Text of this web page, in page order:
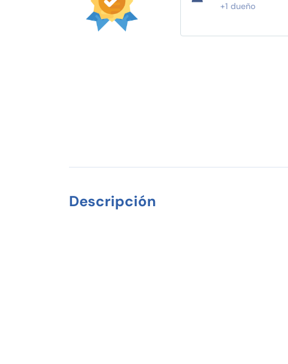
+1 dueño
Descripción